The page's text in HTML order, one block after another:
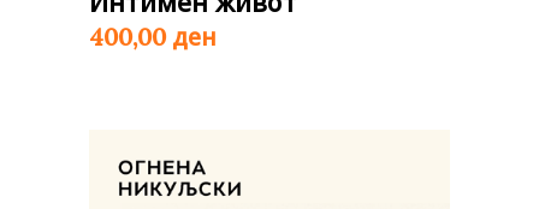
400,00 ден